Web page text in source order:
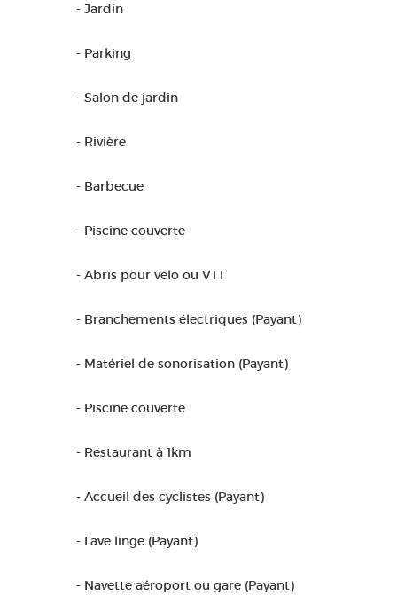
- Jardin
- Parking
- Salon de jardin
- Rivière
- Barbecue
- Piscine couverte
- Abris pour vélo ou VTT
- Branchements électriques (Payant)
- Matériel de sonorisation (Payant)
- Piscine couverte
- Restaurant à 1km
- Accueil des cyclistes (Payant)
- Lave linge (Payant)
- Navette aéroport ou gare (Payant)